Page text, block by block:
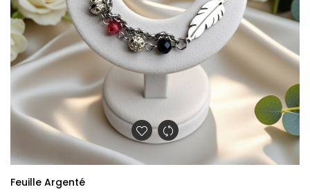
Feuille Argenté